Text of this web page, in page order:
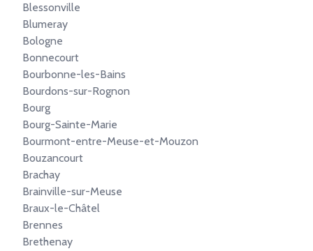
Blessonville
Blumeray
Bologne
Bonnecourt
Bourbonne-les-Bains
Bourdons-sur-Rognon
Bourg
Bourg-Sainte-Marie
Bourmont-entre-Meuse-et-Mouzon
Bouzancourt
Brachay
Brainville-sur-Meuse
Braux-le-Châtel
Brennes
Brethenay